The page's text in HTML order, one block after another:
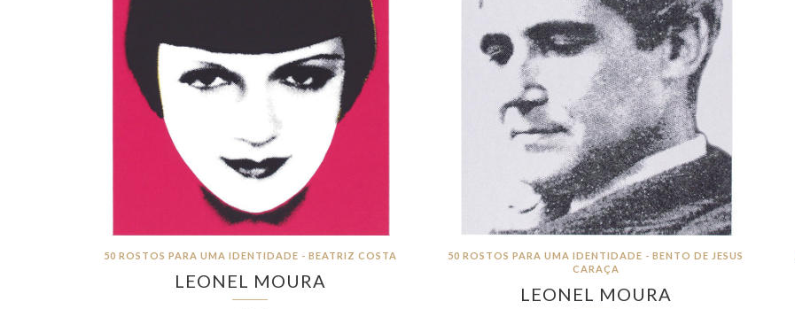
50 ROSTOS PARA UMA IDENTIDADE - BEATRIZ COSTA
LEONEL MOURA
50 ROSTOS PARA UMA IDENTIDADE - BENTO DE JESUS
CARAÇA
LEONEL MOURA